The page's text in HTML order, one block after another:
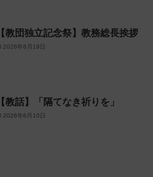
【教団独立記念祭】教務総長挨拶
2026年6月19日
【教話】「隔てなき祈りを」
2026年6月10日